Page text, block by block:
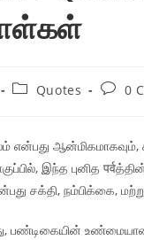
PostQuotes
Post0
என்பது ஆன்மிகமாகவும்,
இந்த புனித
சக்தி, நம்பிக்கை,
பண்டிகையின்